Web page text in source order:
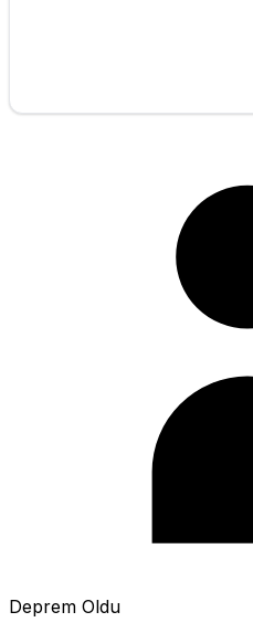
Deprem Oldu